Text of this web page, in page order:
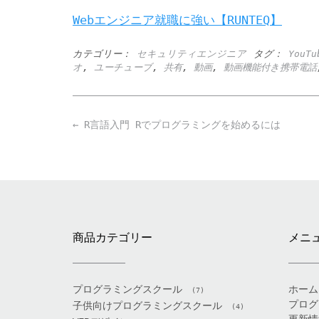
Webエンジニア就職に強い【RUNTEQ】
カテゴリー： セキュリティエンジニア タグ：
オ, ユーチューブ, 共有, 動画, 動画機能付き携帯電話
Post
← R言語入門 Rでプログラミングを始めるには
商品カテゴリー
プログラミングスクール (7)
子供向けプログラミングスクール (4)
メニ
ホーム
プロ